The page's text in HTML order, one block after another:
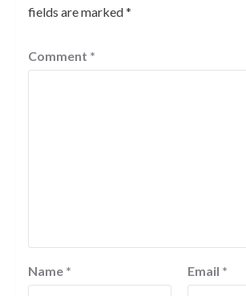
fields are marked*
Comment *
Name * Email *